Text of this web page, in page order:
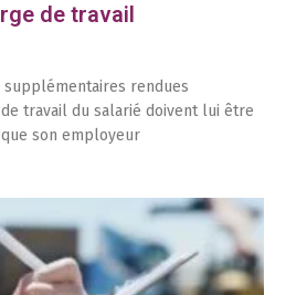
de travail
rendues
travail du salarié doivent lui être
son employeur